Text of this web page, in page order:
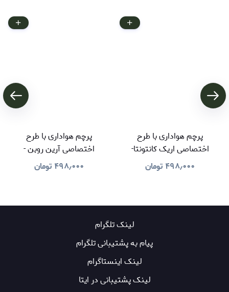
پرچم هواداری با طرح
اختصاصی اریک کانتونتا-
درخواستی کاربر
۴۹۸٫۰۰۰ تومان
پرچم هواداری با طرح
اختصاصی آرین روبن -
درخواستی کاربر
۴۹۸٫۰۰۰ تومان
لینک تلگرام
پیام به پشتیبانی تلگرام
لینک اینستاگرام
لینک پشتیبانی در ایتا